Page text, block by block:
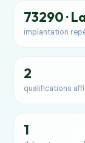
73290 ·
implantation
2
qualifications
1